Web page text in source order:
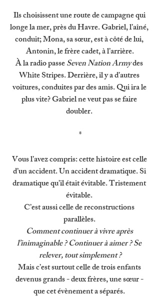
Ils choisissent une route de campagne qui
longe la mer, près du Havre. Gabriel, l’aîné,
conduit; Mona, sa sœur, est à côté de lui,
Antonin, le frère cadet, à l’arrière.
À la radio passe Seven Nation Army des
White Stripes. Derrière, il y a d’autres
voitures, conduites par des amis. Qui ira le
plus vite? Gabriel ne veut pas se faire
doubler.
*
Vous l’avez compris: cette histoire est celle
d’un accident. Un accident dramatique. Si
dramatique qu’il était évitable. Tristement
évitable.
C’est aussi celle de reconstructions
parallèles.
Comment continuer à vivre après
l’inimaginable ? Continuer à aimer ? Se
relever, tout simplement ?
Mais c’est surtout celle de trois enfants
devenus grands - deux frères, une sœur -
que cet évènement a séparés.